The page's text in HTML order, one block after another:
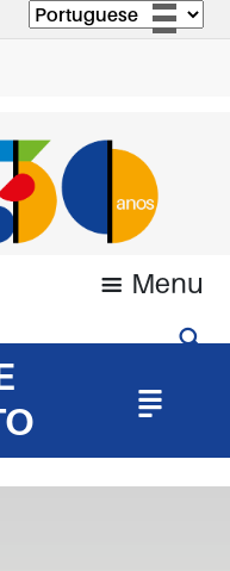
Acesso à informação
Legislação
Canais
Menu